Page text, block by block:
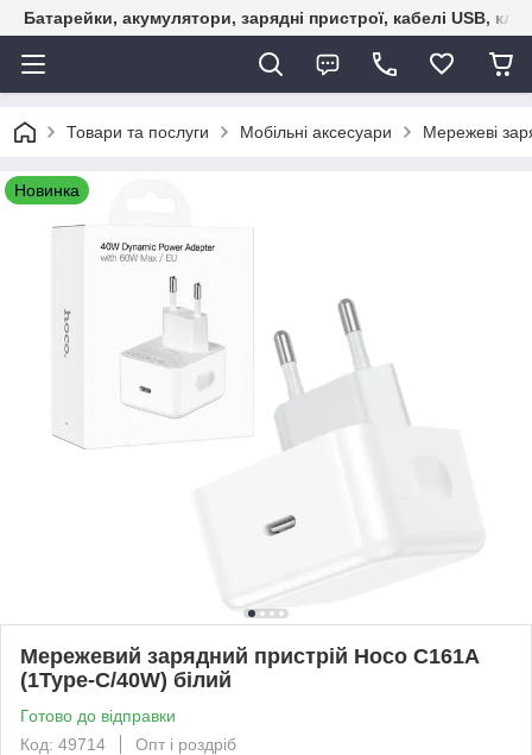
Батарейки, акумулятори, зарядні пристрої, кабелі USB,
Товари та послуги Мобільні аксесуари Мережеві
Новинка
Мережевий зарядний пристрій Hoco C161A
(1Type-C/40W) білий
Готово до відправки
Код: 49714
Опт і роздріб